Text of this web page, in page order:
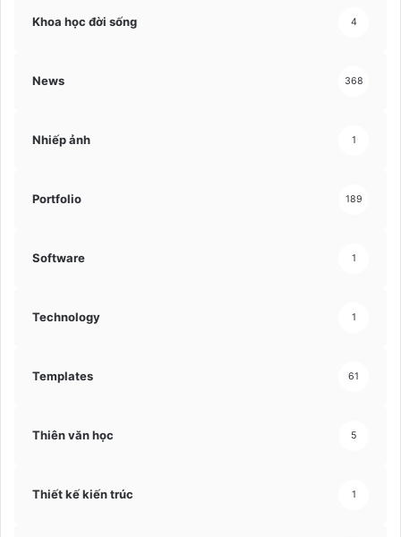
Khoa học đời sống 4
News 368
Nhiếp ảnh 1
Portfolio 189
Software 1
Technology 1
Templates 61
Thiên văn học 5
Thiết kế kiến trúc 1